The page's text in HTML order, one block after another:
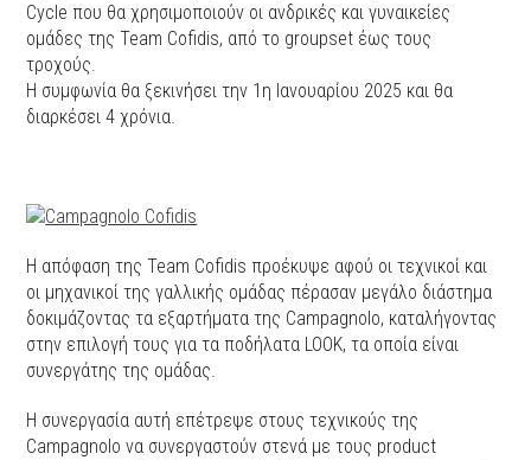
Cycle που θα χρησιμοποιούν οι ανδρικές και γυναικείες
ομάδες της Team Cofidis, από το groupset έως τους
τροχούς.
Η συμφωνία θα ξεκινήσει την 1η Ιανουαρίου 2025 και θα
διαρκέσει 4 χρόνια.
Η απόφαση της Team Cofidis προέκυψε αφού οι τεχνικοί και
οι μηχανικοί της γαλλικής ομάδας πέρασαν μεγάλο διάστημα
δοκιμάζοντας τα εξαρτήματα της Campagnolo, καταλήγοντας
στην επιλογή τους για τα ποδήλατα LOOK, τα οποία είναι
συνεργάτης της ομάδας.
Η συνεργασία αυτή επέτρεψε στους τεχνικούς της
Campagnolo να συνεργαστούν στενά με τους product